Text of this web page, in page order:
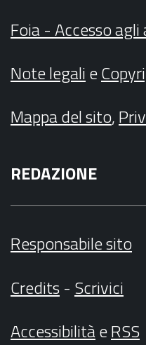
Foia - Accesso
Note legalie
Mappa del sito,
REDAZIONE
Responsabile sito
Credits- Scrivici
AccessibilitàeRSS